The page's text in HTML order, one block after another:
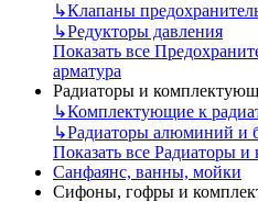
↳Клапаны
↳Редукторы давления
Показать все
арматура
Радиаторы и
↳Комплектующие к
↳Радиаторы алюминий и
Показать все Радиаторы
Санфаянс, ванны, мойки
Сифоны, гофры и